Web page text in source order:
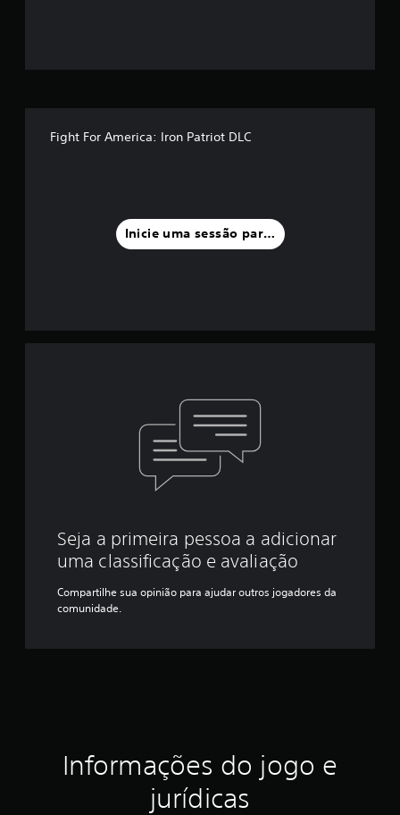
Fight For America: Iron Patriot DLC
Inicie uma sessão para classificar
Seja a primeira pessoa a adicionar
uma classificação e avaliação
Compartilhe sua opinião para ajudar outros jogadores da
comunidade.
Informações do jogo e
jurídicas